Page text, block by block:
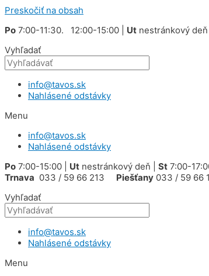
Preskočiť na obsah
Po 7:00-11:30. 12:00-15:00 | Ut nestránkový deň
Vyhľadať
info@tavos.sk
Nahlásené odstávky
Menu
info@tavos.sk
Nahlásené odstávky
Po 7:00-15:00 | Ut nestránkový deň | St 7:00-
Trnava 033 / 59 66 213 Piešťany 033 / 59 66
Vyhľadať
info@tavos.sk
Nahlásené odstávky
Menu